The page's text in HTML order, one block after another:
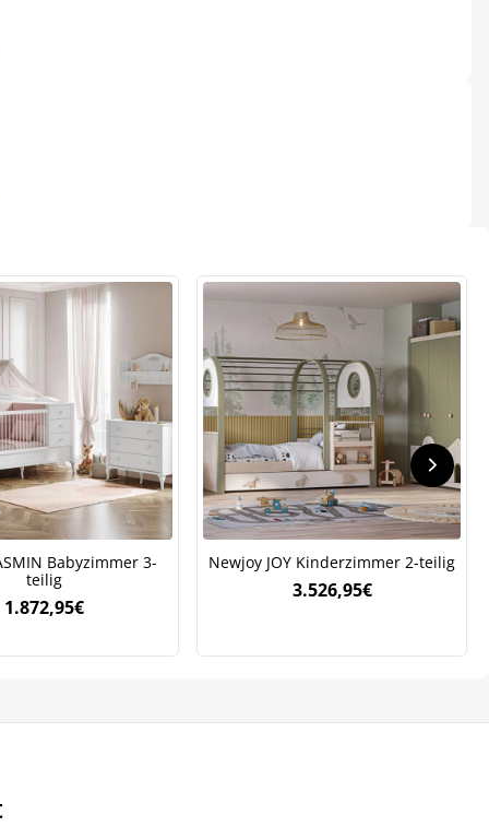
Babyzimmer 3-
teilig
1.872,95€
Newjoy JOY Kinderzimmer 2-teilig
3.526,95€